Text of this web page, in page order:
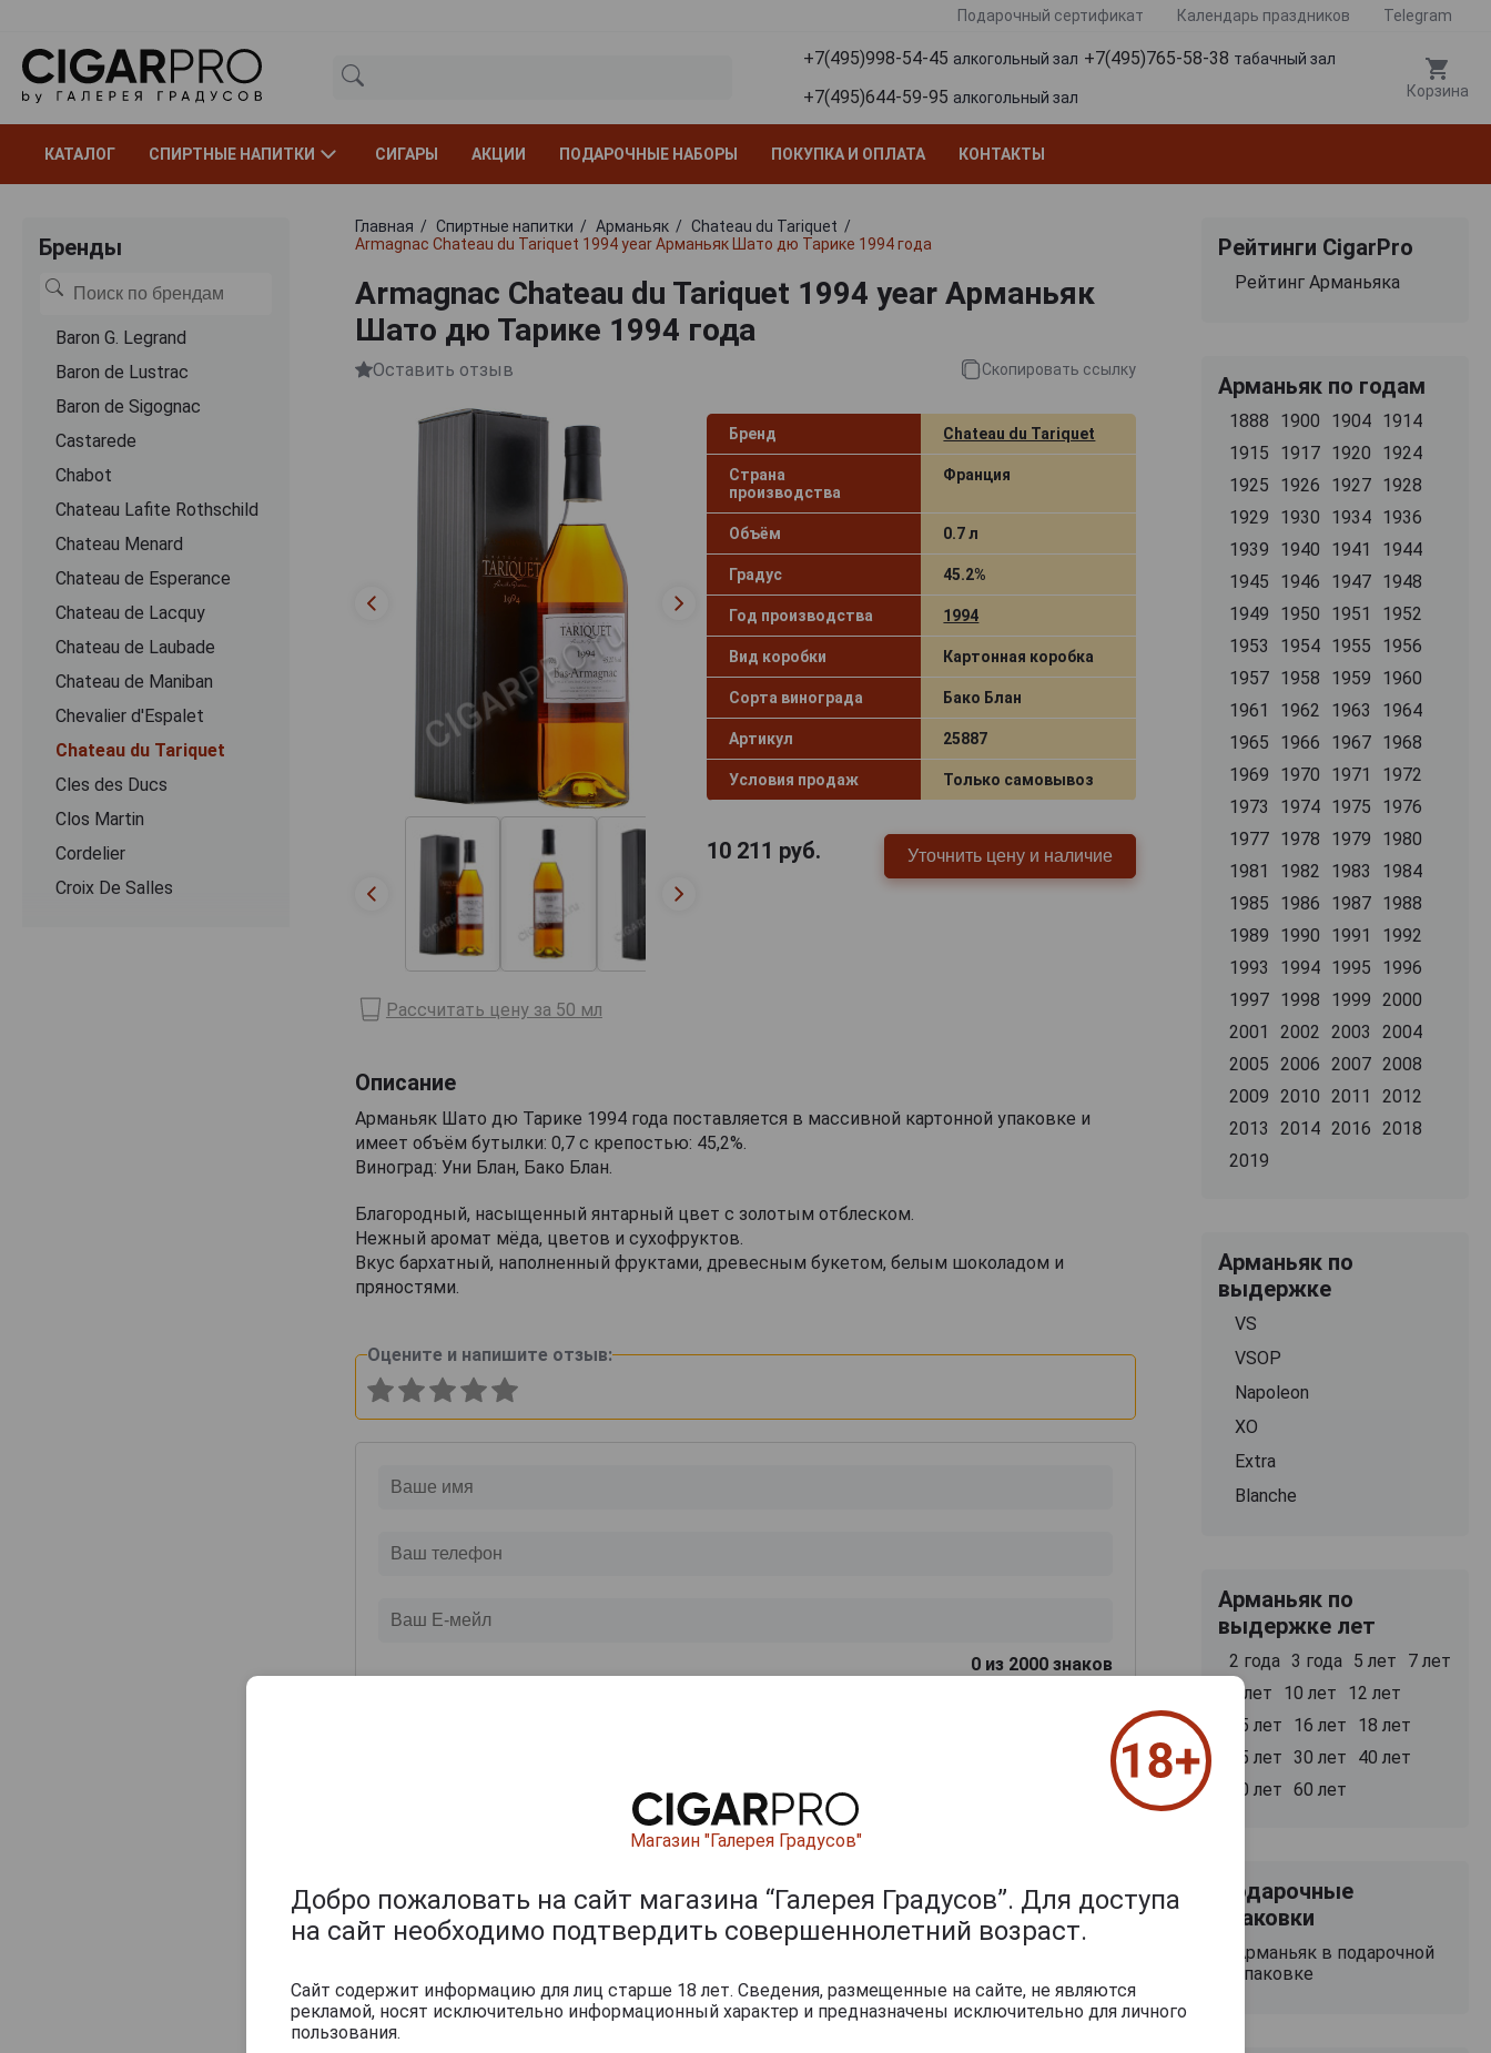
Подарочный сертификат Календарь праздников Telegram
+7(495)998-54-45 алкогольный зал +7(495)765-58-38 табачный зал
+7(495)644-59-95 алкогольный зал Корзина
КАТАЛОГ СПИРТНЫЕ НАПИТКИ СИГАРЫ АКЦИИ ПОДАРОЧНЫЕ НАБОРЫ ПОКУПКА И ОПЛАТА КОНТАКТЫ
Бренды
Baron G. Legrand
Baron de Lustrac
Baron de Sigognac
Castarede
Chabot
Chateau Lafite Rothschild
Chateau Menard
Chateau de Esperance
Chateau de Lacquy
Chateau de Laubade
Chateau de Maniban
Chevalier d'Espalet
Chаteau du Tariquet
Cles des Ducs
Clos Martin
Cordelier
Croix De Salles
Главная Спиртные напитки Арманьяк
Chаteau du Tariquet
Armagnac Chаteau du Tariquet 1994 year Арманьяк Шато дю Тарике 1994 года
Armagnac Chаteau du Tariquet 1994 year Арманьяк
Шато дю Тарике 1994 года
Оставить отзыв Скопировать ссылку
Бренд Chаteau du Tariquet
Страна
производства
Франция
Объём 0.7 л
Градус 45.2%
Год производства 1994
Вид коробки Картонная коробка
Сорта винограда Бако Блан
Артикул 25887
Условия продаж Только самовывоз
10 211 руб. Уточнить цену и наличие
Рассчитать цену за 50 мл
Описание
Арманьяк Шато дю Тарике 1994 года поставляется в массивной картонной упаковке и
имеет объём бутылки: 0,7 с крепостью: 45,2%.
Виноград: Уни Блан, Бако Блан.
Благородный, насыщенный янтарный цвет с золотым отблеском.
Нежный аромат мёда, цветов и сухофруктов.
Вкус бархатный, наполненный фруктами, древесным букетом, белым шоколадом и
пряностями.
Оцените и напишите отзыв:
0 из 2000 знаков
Рейтинги CigarPro
Рейтинг Арманьяка
Арманьяк по годам
1888 1900 1904 1914
1915
1917 1920
1924
1925
1926 1927 1928
1929
1930 1934 1936
1939
1940 1941
1944
1945
1946 1947 1948
1949
1950 1951
1952
1953
1954 1955
1956
1957 1958 1959
1960
1961
1962 1963
1964
1965
1966 1967 1968
1969
1970 1971
1972
1973
1974 1975
1976
1977 1978 1979
1980
1981
1982 1983
1984
1985
1986 1987 1988
1989
1990 1991
1992
1993
1994 1995
1996
1997 1998 1999
2000
2001
2002 2003
2004
2005
2006 2007 2008
2009
2010 2011
2012
2013
2014 2016
2018
2019
Арманьяк по
выдержке
VS
VSOP
Napoleon
XO
Extra
Blanche
Арманьяк по
выдержке лет
2 года 3 года 5 лет
7 лет
8 лет
10 лет
12 лет
15 лет
16 лет
18 лет
25 лет 30 лет
40 лет
50 лет 60 лет
Подарочные
упаковки
Арманьяк в подарочной
упаковке
Магазин "Галерея Градусов"
Добро пожаловать на сайт магазина “Галерея Градусов”. Для доступа
на сайт необходимо подтвердить совершеннолетний возраст.
Сайт содержит информацию для лиц старше 18 лет. Сведения, размещенные на сайте, не являются
рекламой, носят исключительно информационный характер и предназначены исключительно для личного
пользования.